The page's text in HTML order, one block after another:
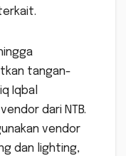
tangan-
Iqbal
dari NTB.
vendor
dan lighting,